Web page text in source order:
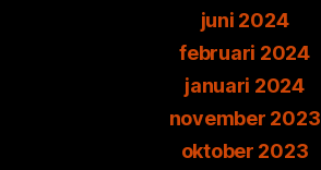
juni 2024
februari 2024
januari 2024
november 2023
oktober 2023